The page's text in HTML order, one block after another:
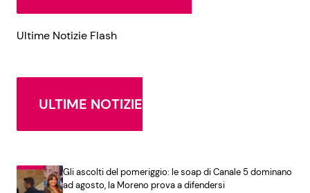
Ultime Notizie Flash
ULTIME NOTIZIE
Gli ascolti del pomeriggio: le soap di Canale 5 dominano
ad agosto, la Moreno prova a difendersi